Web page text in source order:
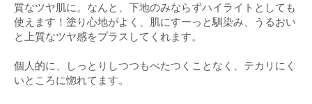
質なツヤ肌に。なんと、下地のみならずハイライトとしても
使えます！塗り心地がよく、肌にすーっと馴染み、うるおい
と上質なツヤ感をプラスしてくれます。
個人的に、しっとりしつつもべたつくことなく、テカリにく
いところに惚れてます。